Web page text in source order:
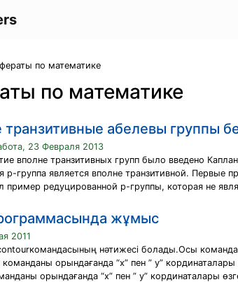
по математике
по математике
транзитивные абелевы группы
23 Февраля 2013
вполне транзитивных групп было введено
p-группа является вполне транзитивной.
пример редуцированной p-группы, которая не
жұмыс
2011
нәтижесі болады.Осы
орындағанда “x” пен ” y” кординаталары
орындағанда “x” пен ” y” кординаталары